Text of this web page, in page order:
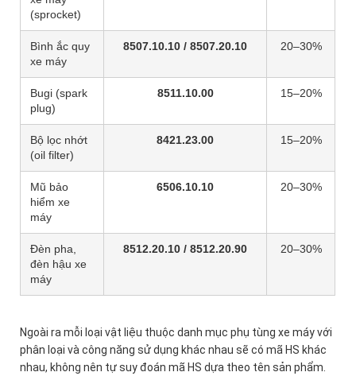
(sprocket)
Bình ắc quy
xe máy
8507.10.10 / 8507.20.10 20–30%
Bugi (spark
plug)
8511.10.00 15–20%
Bộ lọc nhớt
(oil filter)
8421.23.00 15–20%
Mũ bảo
hiểm xe
máy
6506.10.10 20–30%
Đèn pha,
đèn hậu xe
máy
8512.20.10 / 8512.20.90 20–30%
Ngoài ra mỗi loại vật liệu thuộc danh mục phụ tùng xe máy với
phân loại và công năng sử dụng khác nhau sẽ có mã HS khác
nhau, không nên tự suy đoán mã HS dựa theo tên sản phẩm.